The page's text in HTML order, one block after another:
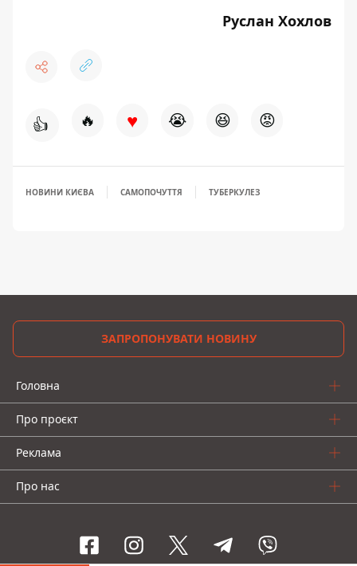
Руслан Хохлов
👍 🔥 ♥ 😭 😆 😡
НОВИНИ КИЄВА САМОПОЧУТТЯ ТУБЕРКУЛЕЗ
ЗАПРОПОНУВАТИ НОВИНУ
Головна
Про проєкт
Реклама
Про нас